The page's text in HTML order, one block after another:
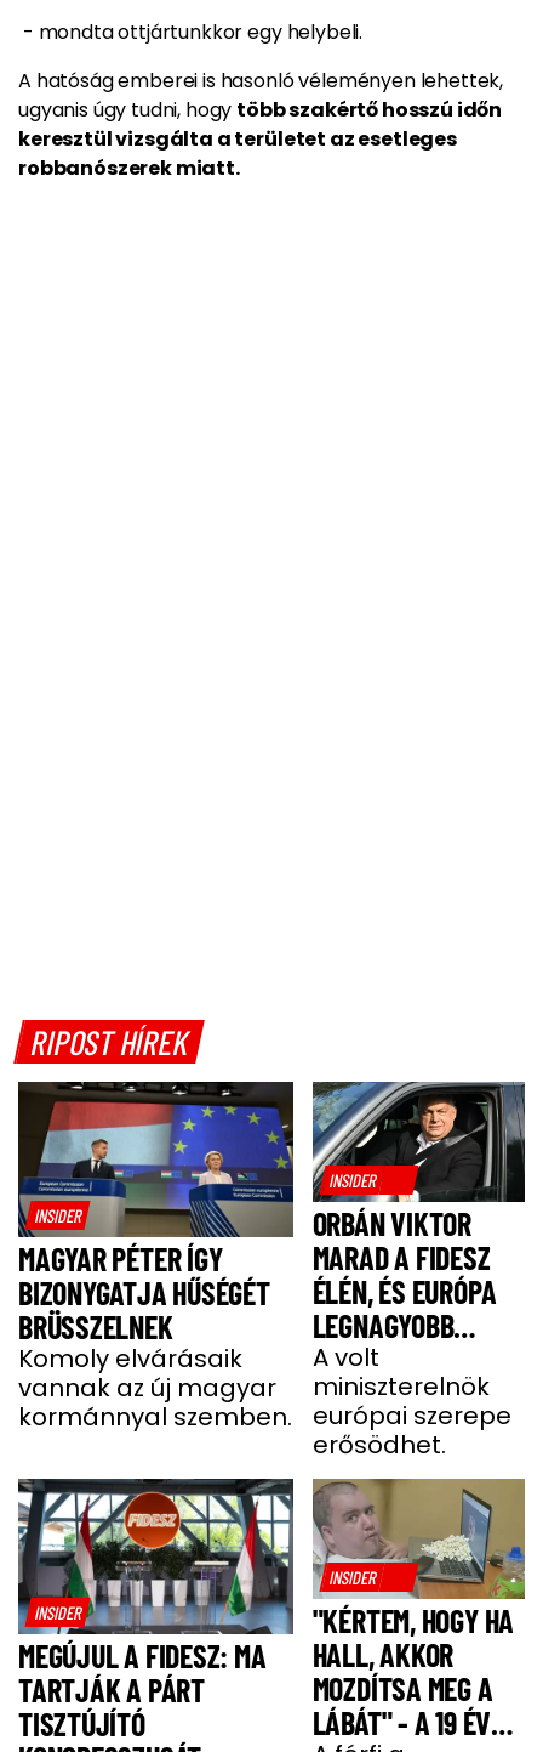
- mondta ottjártunkkor egy helybeli.
A hatóság emberei is hasonló véleményen lehettek,
ugyanis úgy tudni, hogy több szakértő hosszú időn
keresztül vizsgálta a területet az esetleges
robbanószerek miatt.
RIPOST HÍREK
INSIDER
MAGYAR PÉTER ÍGY
BIZONYGATJA HŰSÉGÉT
BRÜSSZELNEK
Komoly elvárásaik
vannak az új magyar
kormánnyal szemben.
INSIDER
ORBÁN VIKTOR
MARAD A FIDESZ
ÉLÉN, ÉS EURÓPA
LEGNAGYOBB
JOBBOLDALI
SZÖVETSÉGÉT
ÉPÍTI TOVÁBB
A volt
miniszterelnök
európai szerepe
erősödhet.
INSIDER
MEGÚJUL A FIDESZ: MA
TARTJÁK A PÁRT
TISZTÚJÍTÓ
INSIDER
"KÉRTEM, HOGY HA
HALL, AKKOR
MOZDÍTSA MEG A
LÁBÁT" - A 19 ÉVES